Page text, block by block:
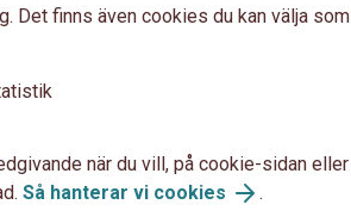
pension
i Sverige. För dig
låg, inkomst). Läs
Det finns även cookies du kan välja som
när du vill, på cookie-sidan eller
Så hanterar vi cookies .